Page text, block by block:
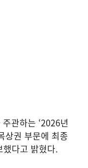
관하는 ‘2026년
상권 부문에 최종
다고 밝혔다.